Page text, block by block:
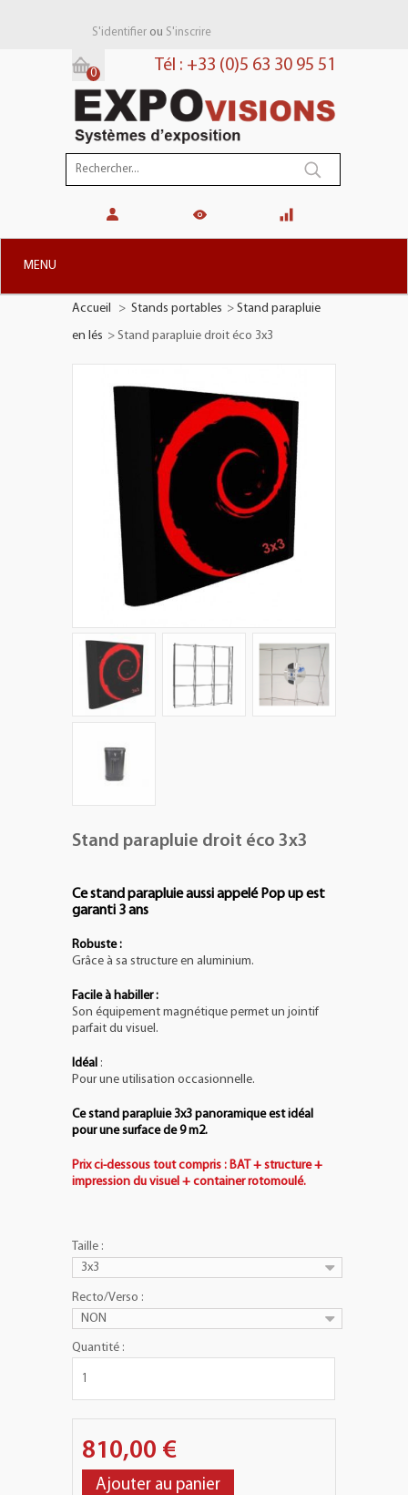
S'identifierou S'inscrire
Tél : +33 (0)5 63 30 95 51
Panier:
0
MENU
STANDS MODULAIRES
IMPRESSION GRAND FORMAT
Accueil > Stands portables > Stand parapluie
en lés > Stand parapluie droit éco 3x3
Stand parapluie droit éco 3x3
Ce stand parapluie aussi appelé Pop up est
garanti 3 ans
Robuste :
Grâce à sa structure en aluminium.
Facile à habiller :
Son équipement magnétique permet un jointif
parfait du visuel.
Idéal :
Pour une utilisation occasionnelle.
Ce stand parapluie 3x3 panoramique est idéal
pour une surface de 9 m2.
Prix ci-dessous tout compris : BAT + structure +
impression du visuel + container rotomoulé.
Taille :
3x3
Recto/Verso :
NON
Quantité :
810,00 €
Ajouter au panier